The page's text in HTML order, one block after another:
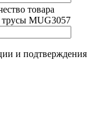
товара
MUG3057
и подтверждения